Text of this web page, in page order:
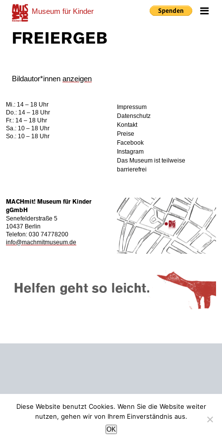
Museum für Kinder
FREIERGEB
Bildautor*innen anzeigen
Mi.: 14 – 18 Uhr
Do.: 14 – 18 Uhr
Fr.: 14 – 18 Uhr
Sa.: 10 – 18 Uhr
So.: 10 – 18 Uhr
Impressum
Datenschutz
Kontakt
Preise
Facebook
Instagram
Das Museum ist teilweise
barrierefrei
MACHmit! Museum für Kinder
gGmbH
Senefelderstraße 5
10437 Berlin
Telefon: 030 74778200
info@machmitmuseum.de
Diese Website benutzt Cookies. Wenn Sie die Website weiter
nutzen, gehen wir von Ihrem Einverständnis aus.
OK